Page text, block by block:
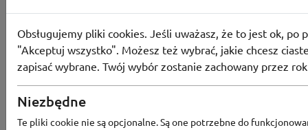
Obsługujemy pliki cookies. Jeśli uważasz, że to jest ok, po
"Akceptuj wszystko". Możesz też wybrać, jakie chcesz
zapisać wybrane. Twój wybór zostanie zachowany przez
Niezbędne
Te pliki cookie nie są opcjonalne. Są one potrzebne do